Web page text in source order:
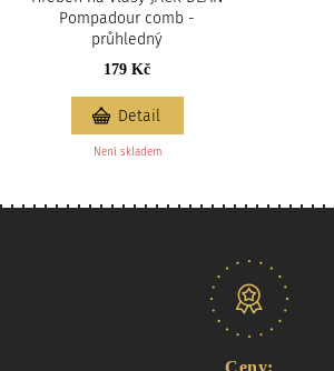
Pompadour comb -
průhledný
179 Kč
Není skladem
Detail